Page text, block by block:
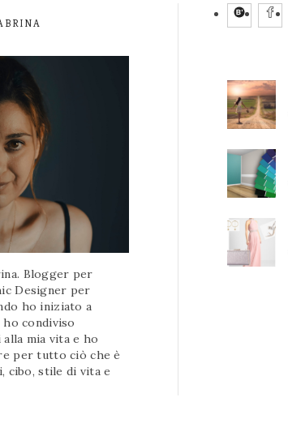
Blogger per
Designer per
ho iniziato a
condiviso
mia vita e ho
per tutto ciò che è
cibo, stile di vita e